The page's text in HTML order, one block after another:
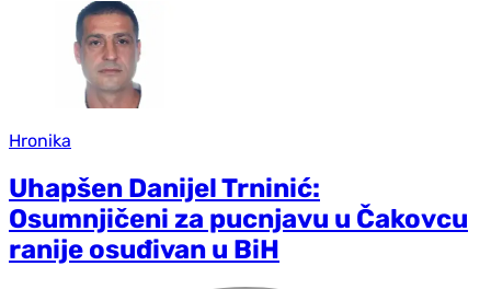
Hronika
Uhapšen Danijel Trninić:
Osumnjičeni za pucnjavu u Čakovcu
ranije osuđivan u BiH